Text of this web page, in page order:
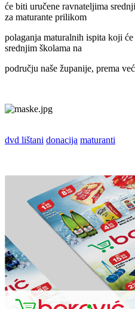
će biti uručene ravnateljima
za maturante prilikom
polaganja maturalnih ispita koji
srednjim školama na
području naše županije, prema
dvd lištani donacija maturanti